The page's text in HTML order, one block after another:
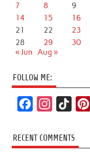
7
8 9
14
15 16
21
22 23
28
29 30
« Jun
Aug »
FOLLOW ME:
c
e
s
t
k
T
RECENT COMMENTS